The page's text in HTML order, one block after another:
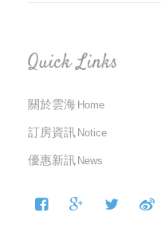
Quick Links
關於雲海 Home
訂房資訊 Notice
優惠新訊 News